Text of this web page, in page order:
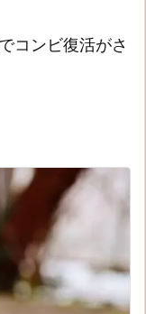
コンビ復活がさ